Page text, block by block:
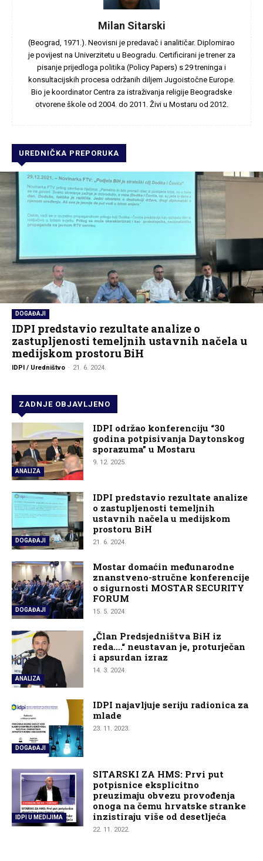
Milan Sitarski
(Beograd, 1971.). Neovisni je predavač i analitičar. Diplomirao
je povijest na Univerzitetu u Beogradu. Certificirani je trener za
pisanje prijedloga politika (Policy Papers) s 29 treninga i
konsultacijskih procesa održanih diljem Jugoistočne Europe.
Bio je koordinator Centra za istraživanja religije Beogradske
otvorene škole od 2004. do 2011. Živi u Mostaru od 2012.
UREDNIČKA PREPORUKA
DOGAĐAJI
IDPI predstavio rezultate analize o
zastupljenosti temeljnih ustavnih načela u
medijskom prostoru BiH
IDPI / Uredništvo - 21. 6. 2024.
ZADNJE OBJAVLJENO
ANALIZA
IDPI održao konferenciju “30
godina potpisivanja Daytonskog
sporazuma” u Mostaru
9. 12. 2025.
DOGAĐAJI
IDPI predstavio rezultate analize
o zastupljenosti temeljnih
ustavnih načela u medijskom
prostoru BiH
21. 6. 2024.
DOGAĐAJI
Mostar domaćin međunarodne
znanstveno-stručne konferencije
o sigurnosti MOSTAR SECURITY
FORUM
15. 5. 2024.
ANALIZA
„Član Predsjedništva BiH iz
reda….“ neustavan je, proturječan
i apsurdan izraz
14. 3. 2024.
DOGAĐAJI
IDPI najavljuje seriju radionica za
mlade
23. 11. 2023.
IDPI U MEDIJIMA
SITARSKI ZA HMS: Prvi put
potpisnice eksplicitno
preuzimaju obvezu provođenja
onoga na čemu hrvatske stranke
inzistiraju više od desetljeća
22. 11. 2022.